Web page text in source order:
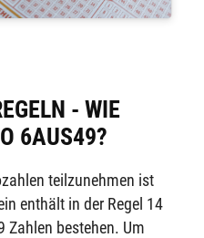
- WIE
6AUS49?
teilzunehmen ist
enthält in der Regel 14
Zahlen bestehen. Um